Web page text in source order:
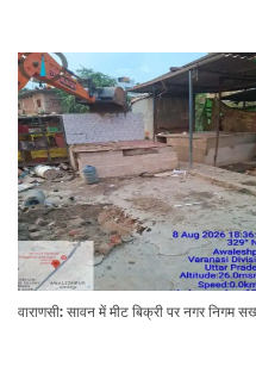
वाराणसी: सावन में मीट बिक्री पर नगर